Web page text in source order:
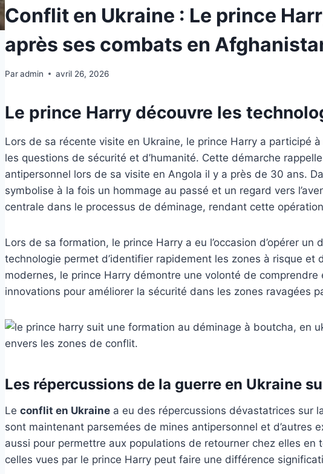
Conflit en Ukraine : Le prince
après ses combats en
Paradmin avril 26, 2026
Le prince Harry découvre les
Lors de sa récente visite en Ukraine, le prince Harry a participé
les questions de sécurité et d’humanité. Cette démarche
antipersonnel lors de sa visite en Angola il y a près de 30 ans.
symbolise à la fois un hommage au passé et un regard vers
centrale dans le processus de déminage, rendant cette
Lors de sa formation, le prince Harry a eu l’occasion d’opérer
technologie permet d’identifier rapidement les zones à risque
modernes, le prince Harry démontre une volonté de
innovations pour améliorer la sécurité dans les zones ravagées
Les répercussions de la guerre en Ukraine
Le conflit en Ukraine a eu des répercussions dévastatrices sur
sont maintenant parsemées de mines antipersonnel et
aussi pour permettre aux populations de retourner chez elles
celles vues par le prince Harry peut faire une différence